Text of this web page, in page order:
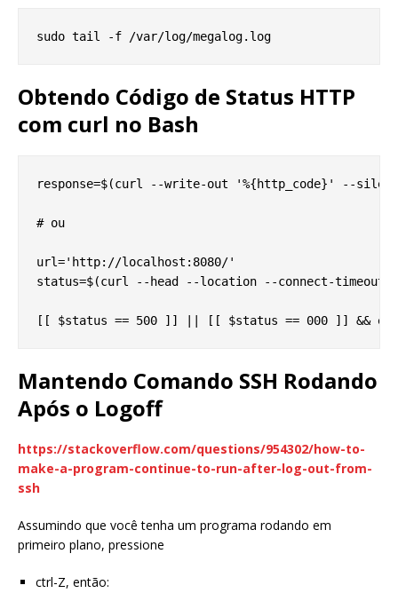
Obtendo Código de Status HTTP
com curl no Bash
response=$(curl --write-out '%{http_code}' --
# ou
url='http://localhost:8080/'
status=$(curl --head --location --connect-
Mantendo Comando SSH Rodando
Após o Logoff
https://stackoverflow.com/questions/954302/how-to-
make-a-program-continue-to-run-after-log-out-from-
ssh
Assumindo que você tenha um programa rodando em
primeiro plano, pressione
ctrl-Z, então: